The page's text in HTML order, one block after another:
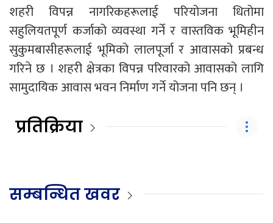
शहरी विपन्न नागरिकहरूलाई परियोजना धितोमा
सहुलियतपूर्ण कर्जाको व्यवस्था गर्ने र वास्तविक भूमिहीन
सुकुमबासीहरूलाई भूमिको लालपूर्जा र आवासको प्रबन्ध
गरिने छ । शहरी क्षेत्रका विपन्न परिवारको आवासको लागि
सामुदायिक आवास भवन निर्माण गर्ने योजना पनि छन् ।
प्रतिक्रिया
सम्बन्धित खवर